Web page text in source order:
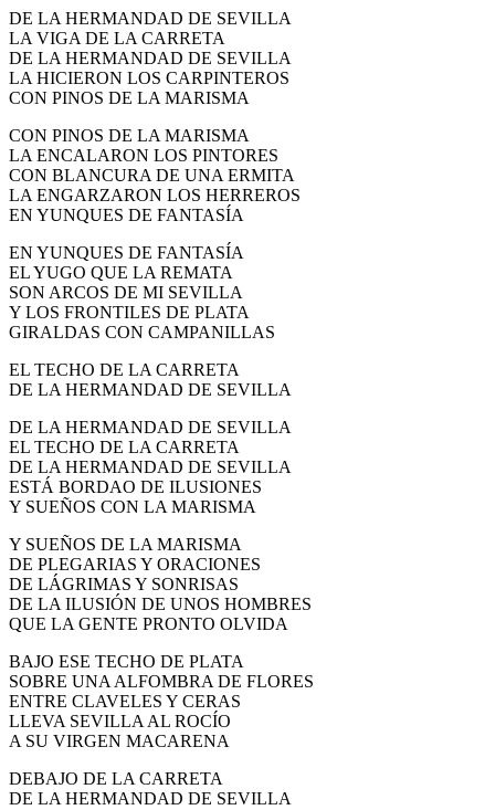
DE LA HERMANDAD DE SEVILLA
LA VIGA DE LA CARRETA
DE LA HERMANDAD DE SEVILLA
LA HICIERON LOS CARPINTEROS
CON PINOS DE LA MARISMA
CON PINOS DE LA MARISMA
LA ENCALARON LOS PINTORES
CON BLANCURA DE UNA ERMITA
LA ENGARZARON LOS HERREROS
EN YUNQUES DE FANTASÍA
EN YUNQUES DE FANTASÍA
EL YUGO QUE LA REMATA
SON ARCOS DE MI SEVILLA
Y LOS FRONTILES DE PLATA
GIRALDAS CON CAMPANILLAS
EL TECHO DE LA CARRETA
DE LA HERMANDAD DE SEVILLA
DE LA HERMANDAD DE SEVILLA
EL TECHO DE LA CARRETA
DE LA HERMANDAD DE SEVILLA
ESTÁ BORDAO DE ILUSIONES
Y SUEÑOS CON LA MARISMA
Y SUEÑOS DE LA MARISMA
DE PLEGARIAS Y ORACIONES
DE LÁGRIMAS Y SONRISAS
DE LA ILUSIÓN DE UNOS HOMBRES
QUE LA GENTE PRONTO OLVIDA
BAJO ESE TECHO DE PLATA
SOBRE UNA ALFOMBRA DE FLORES
ENTRE CLAVELES Y CERAS
LLEVA SEVILLA AL ROCÍO
A SU VIRGEN MACARENA
DEBAJO DE LA CARRETA
DE LA HERMANDAD DE SEVILLA
El traslado cada siete años
¿Cuales son los actos principales que se celebran en el
Rocío?
En el Rocío, ¿dónde me alojo?